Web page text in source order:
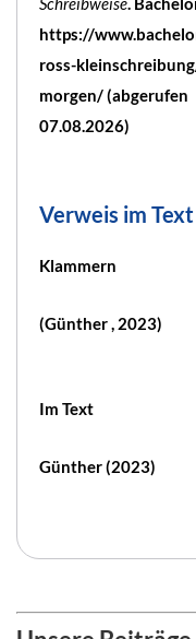
https://
ross-
morgen/ (abgerufen
07.08.2026)
Verweis im Text
Klammern
(Günther , 2023)
Im Text
Günther (2023)